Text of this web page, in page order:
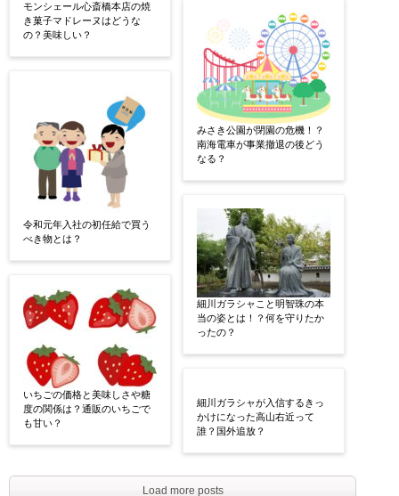
モンシェール心斎橋本店の焼
き菓子マドレーヌはどうな
の？美味しい？
令和元年入社の初任給で買う
べき物とは？
いちごの価格と美味しさや糖
度の関係は？通販のいちごで
も甘い？
みさき公園が閉園の危機！？
南海電車が事業撤退の後どう
なる？
細川ガラシャこと明智珠の本
当の姿とは！？何を守りたか
ったの？